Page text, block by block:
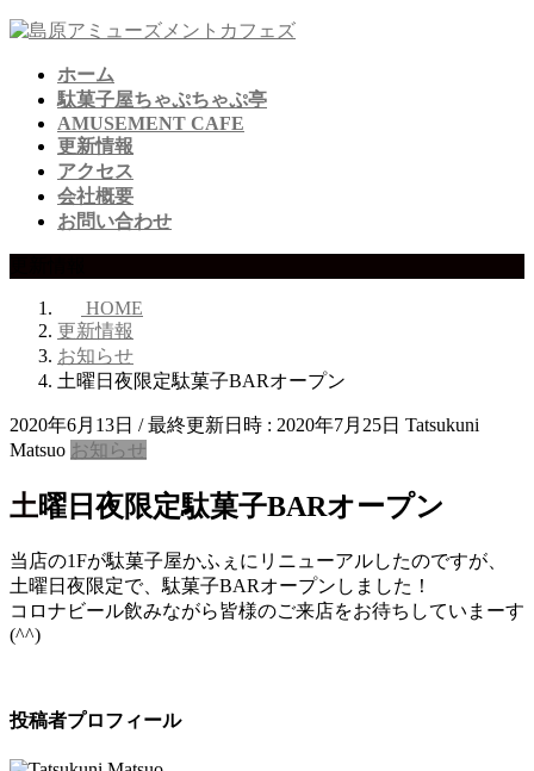
コ
プ
ナ
動
ホーム
駄菓子屋ちゃぷちゃぷ亭
AMUSEMENT CAFE
更新情報
アクセス
会社概要
お問い合わせ
HOME
更新情報
お知らせ
土曜日夜限定駄菓子BARオープン
2020年6月13日 / 最終更新日時 : 2020年7月25日 Tatsukuni
Matsuo お知らせ
土曜日夜限定駄菓子BARオープン
当店の1Fが駄菓子屋かふぇにリニューアルしたのですが、
土曜日夜限定で、駄菓子BARオープンしました！
コロナビール飲みながら皆様のご来店をお待ちしていまーす
(^^)
投稿者プロフィール